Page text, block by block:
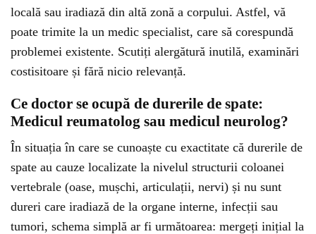
locală sau iradiază din altă zonă a corpului. Astfel, vă
poate trimite la un medic specialist, care să corespundă
problemei existente. Scutiți alergătură inutilă, examinări
costisitoare și fără nicio relevanță.
Ce doctor se ocupă de durerile de spate:
Medicul reumatolog sau medicul neurolog?
În situația în care se cunoaște cu exactitate că durerile de
spate au cauze localizate la nivelul structurii coloanei
vertebrale (oase, mușchi, articulații, nervi) și nu sunt
dureri care iradiază de la organe interne, infecții sau
tumori, schema simplă ar fi următoarea: mergeți inițial la